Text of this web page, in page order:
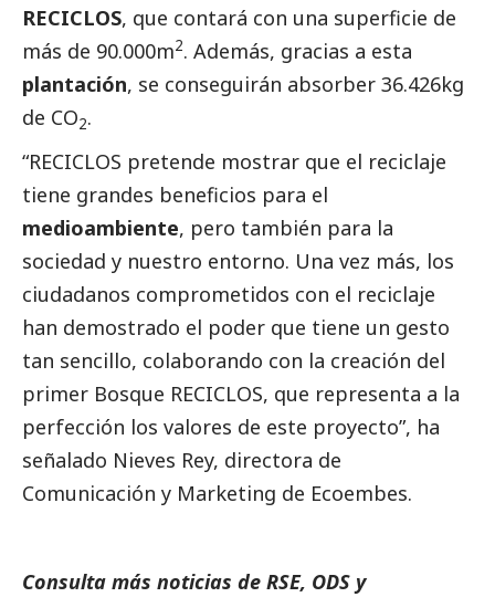
RECICLOS, que contará con una superficie de
más de 90.000m2. Además, gracias a esta
plantación, se conseguirán absorber 36.426kg
de CO2.
“RECICLOS pretende mostrar que el reciclaje
tiene grandes beneficios para el
medioambiente, pero también para la
sociedad y nuestro entorno. Una vez más, los
ciudadanos comprometidos con el reciclaje
han demostrado el poder que tiene un gesto
tan sencillo, colaborando con la creación del
primer Bosque RECICLOS, que representa a la
perfección los valores de este proyecto”, ha
señalado Nieves Rey, directora de
Comunicación y Marketing de Ecoembes.
Consulta más noticias de RSE, ODS y